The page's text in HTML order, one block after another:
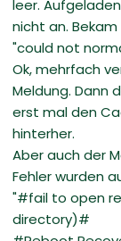
leer.
nicht an.
"could not
Ok, mehrfach
Meldung. Dann
erst mal den
hinterher.
Aber auch der
Fehler wurden
"#fail to open
directory)#